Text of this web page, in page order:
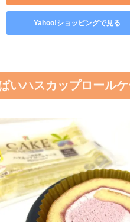
Yahoo!ショッピングで見る
いハスカップロール